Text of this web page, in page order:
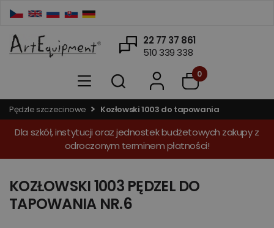
22 77 37 861
510 339 338
0
Pędzle szczecinowe Kozłowski 1003 do tapowania
Dla szkół, instytucji oraz jednostek budżetowych zakupy z
odroczonym terminem płatności!
KOZŁOWSKI 1003 PĘDZEL DO
TAPOWANIA NR.6